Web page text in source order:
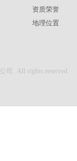
资质荣誉
地理位置
司. All rights reserved